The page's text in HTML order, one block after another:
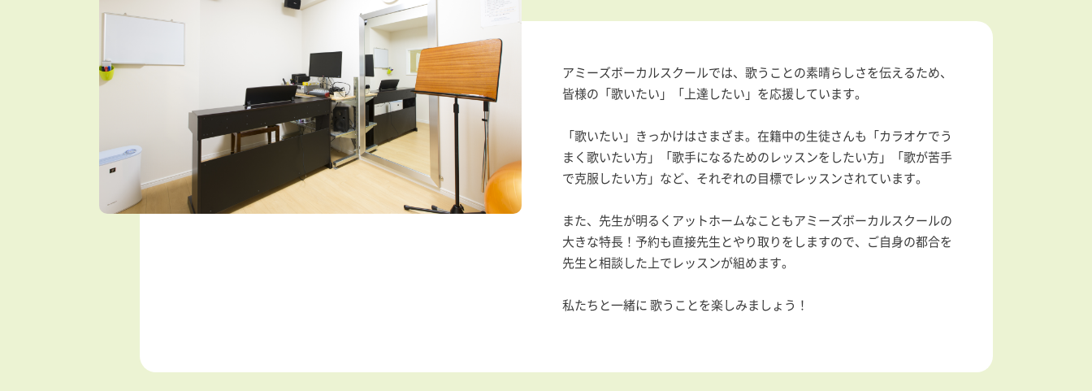
アミーズボーカルスクールでは、歌うことの素晴らしさを伝えるため、
皆様の「歌いたい」「上達したい」を応援しています。
「歌いたい」きっかけはさまざま。在籍中の生徒さんも「カラオケでう
まく歌いたい方」「歌手になるためのレッスンをしたい方」「歌が苦手
で克服したい方」など、それぞれの目標でレッスンされています。
また、先生が明るくアットホームなこともアミーズボーカルスクールの
大きな特長！予約も直接先生とやり取りをしますので、ご自身の都合を
先生と相談した上でレッスンが組めます。
私たちと一緒に 歌うことを楽しみましょう！